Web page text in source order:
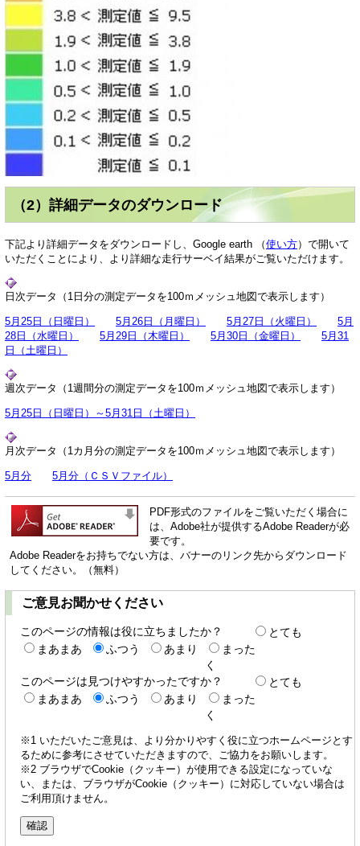
（2）詳細データのダウンロード
下記より詳細データをダウンロードし、Google earth （使い方）で開いて
いただくことにより、より詳細な走行サーベイ結果がご覧いただけます。
日次データ（1日分の測定データを100ｍメッシュ地図で表示します）
5月25日（日曜日） 5月26日（月曜日） 5月27日（火曜日）
5月
28日（水曜日）
5月29日（木曜日） 5月30日（金曜日）
5月31
日（土曜日）
週次データ（1週間分の測定データを100ｍメッシュ地図で表示します）
5月25日（日曜日）～5月31日（土曜日）
月次データ（1カ月分の測定データを100ｍメッシュ地図で表示します）
5月分 5月分（ＣＳＶファイル）
PDF形式のファイルをご覧いただく場合に
は、Adobe社が提供するAdobe Readerが必
要です。
Adobe Readerをお持ちでない方は、バナーのリンク先からダウンロード
してください。（無料）
ご意見お聞かせください
このページの情報は役に立ちましたか？
とても
まあまあ
ふつう あまり
まった
く
このページは見つけやすかったですか？
とても
まあまあ
ふつう あまり
まった
く
※1 いただいたご意見は、より分かりやすく役に立つホームページとす
るために参考にさせていただきますので、ご協力をお願いします。
※2 ブラウザでCookie（クッキー）が使用できる設定になっていな
い、または、ブラウザがCookie（クッキー）に対応していない場合は
ご利用頂けません。